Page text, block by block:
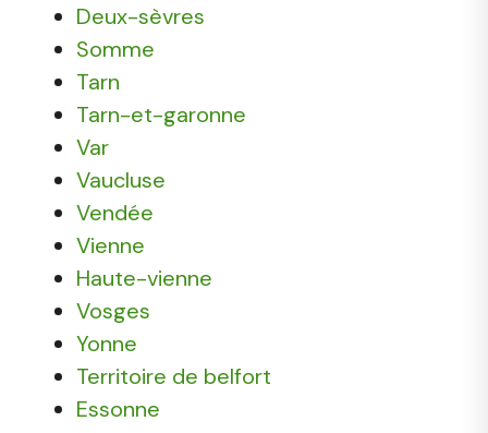
Deux-sèvres
Somme
Tarn
Tarn-et-garonne
Var
Vaucluse
Vendée
Vienne
Haute-vienne
Vosges
Yonne
Territoire de belfort
Essonne